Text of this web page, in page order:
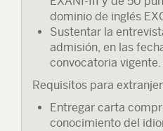
dominio de inglés
Sustentar la
admisión, en las
convocatoria vigente.
Requisitos para
Entregar carta
conocimiento del